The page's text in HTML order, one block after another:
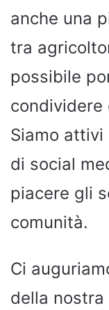
anche una
tra
possibile
condividere
Siamo attivi
di social
piacere gli
comunità.
Ci
della